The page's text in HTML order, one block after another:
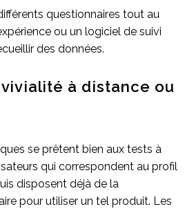
questionnaires tout au
ou un logiciel de suivi
des données.
à distance ou
se prêtent bien aux tests à
qui correspondent au profil
disposent déjà de la
pour utiliser un tel produit. Les